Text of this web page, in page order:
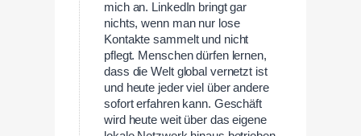
mich an. LinkedIn bringt gar
nichts, wenn man nur lose
Kontakte sammelt und nicht
pflegt. Menschen dürfen lernen,
dass die Welt global vernetzt ist
und heute jeder viel über andere
sofort erfahren kann. Geschäft
wird heute weit über das eigene